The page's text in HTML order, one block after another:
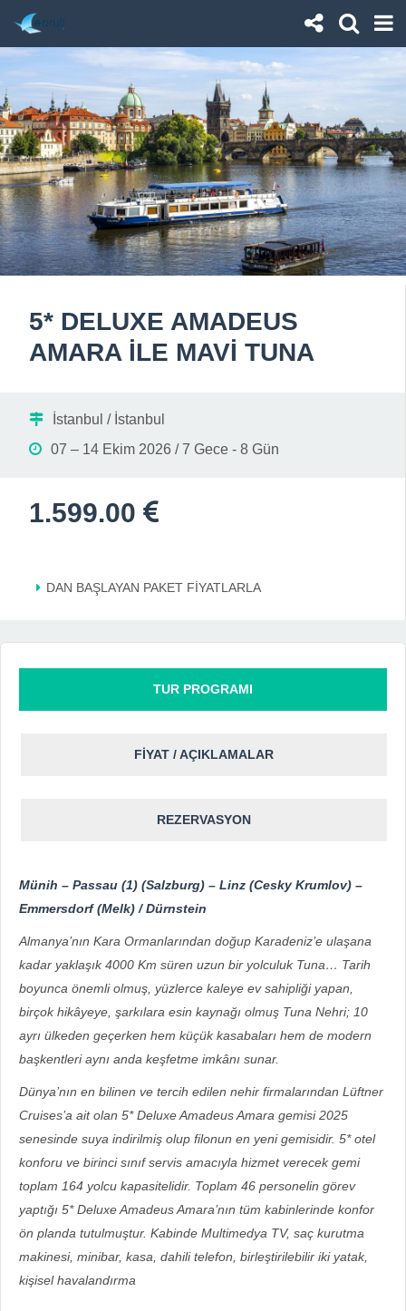
5* DELUXE AMADEUS
AMARA İLE MAVİ TUNA
İstanbul / İstanbul
07 – 14 Ekim 2026 / 7 Gece - 8 Gün
1.599.00
DAN BAŞLAYAN PAKET FİYATLARLA
TUR PROGRAMI
FİYAT / AÇIKLAMALAR
REZERVASYON
Münih – Passau (1) (Salzburg) – Linz (Cesky Krumlov) –
Emmersdorf (Melk) / Dürnstein
Almanya’nın Kara Ormanlarından doğup Karadeniz’e ulaşana
kadar yaklaşık 4000 Km süren uzun bir yolculuk Tuna… Tarih
boyunca önemli olmuş, yüzlerce kaleye ev sahipliği yapan,
birçok hikâyeye, şarkılara esin kaynağı olmuş Tuna Nehri; 10
ayrı ülkeden geçerken hem küçük kasabaları hem de modern
başkentleri aynı anda keşfetme imkânı sunar.
Dünya’nın en bilinen ve tercih edilen nehir firmalarından Lüftner
Cruises’a ait olan 5* Deluxe Amadeus Amara gemisi 2025
senesinde suya indirilmiş olup filonun en yeni gemisidir. 5* otel
konforu ve birinci sınıf servis amacıyla hizmet verecek gemi
toplam 164 yolcu kapasitelidir. Toplam 46 personelin görev
yaptığı 5* Deluxe Amadeus Amara’nın tüm kabinlerinde konfor
ön planda tutulmuştur. Kabinde Multimedya TV, saç kurutma
makinesi, minibar, kasa, dahili telefon, birleştirilebilir iki yatak,
kişisel havalandırma